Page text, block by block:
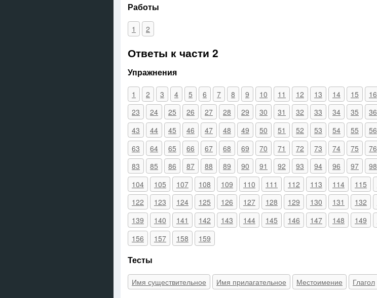
Работы
1 2
Ответы к части 2
Упражнения
1 2 3 4 5 6 7 8 9 10 11 12 13 14 15 16
23
24 25 26 27 28 29 30 31 32 33 34 35 36
43
44 45 46 47 48 49 50 51 52 53 54 55 56
63
64 65 66 67 68 69 70 71 72 73 74 75 76
83
85 86 87 88 89 90 91 92 93 94 96 97 98
104
105 107 108 109 110 111 112 113 114 115
122
123 124 125 126 127 128 129 130 131 132
139
140 141 142 143 144 145 146 147 148 149
156
157 158 159
Тесты
Имя существительное Имя прилагательное Местоимение Глагол